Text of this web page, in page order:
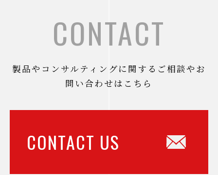
CONTACT
製品やコンサルティングに関するご相談やお
問い合わせはこちら
CONTACT US